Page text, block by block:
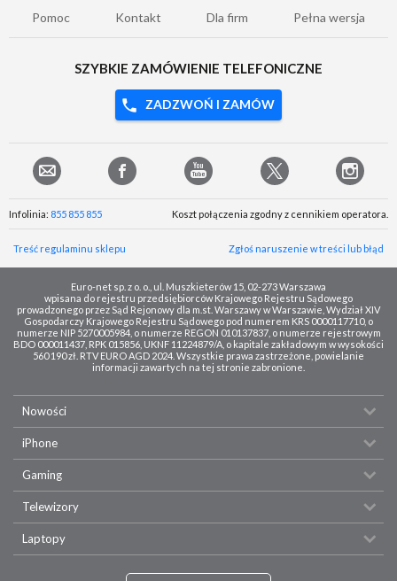
Pomoc Kontakt Dla firm Pełna wersja
SZYBKIE ZAMÓWIENIE TELEFONICZNE
ZADZWOŃ I ZAMÓW
Infolinia: 855 855 855 Koszt połączenia zgodny z cennikiem operatora.
Treść regulaminu sklepu Zgłoś naruszenie w treści lub błąd
Euro-net sp. z o. o., ul. Muszkieterów 15, 02-273 Warszawa
wpisana do rejestru przedsiębiorców Krajowego Rejestru Sądowego
prowadzonego przez Sąd Rejonowy dla m.st. Warszawy w Warszawie, Wydział XIV
Gospodarczy Krajowego Rejestru Sądowego pod numerem KRS 0000117710, o
numerze NIP 5270005984, o numerze REGON 010137837, o numerze rejestrowym
BDO 000011437, RPK 015856, UKNF 11224879/A, o kapitale zakładowym w wysokości
560 190 zł. RTV EURO AGD 2024. Wszystkie prawa zastrzeżone, powielanie
informacji zawartych na tej stronie zabronione.
Nowości
iPhone
Gaming
Telewizory
Laptopy